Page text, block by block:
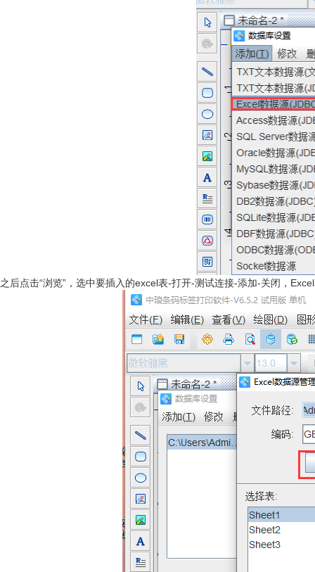
之后点击“浏览”，选中要插入的excel表-打开-测试连接-添加-关闭，